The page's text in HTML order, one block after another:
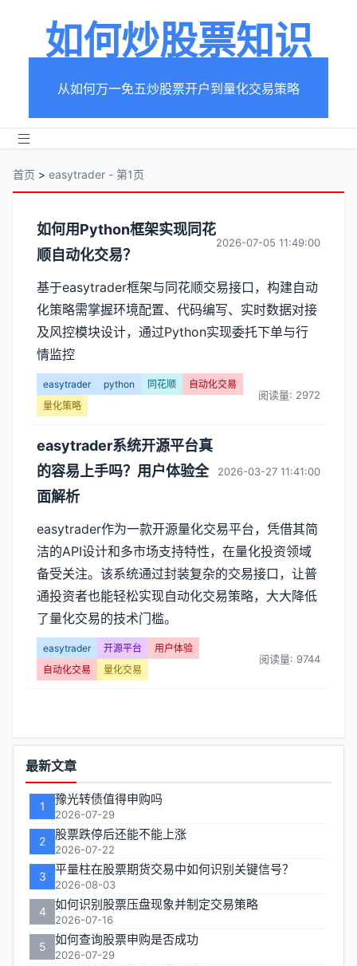
如何炒股票知识
从如何万一免五炒股票开户到量化交易策略
首页 > easytrader - 第1页
分
类
【easytrader】
文
章
列
第
页
如何用Python框架实现同花
顺自动化交易？
2026-07-05 11:49:00
基于easytrader框架与同花顺交易接口，构建自动
化策略需掌握环境配置、代码编写、实时数据对接
及风控模块设计，通过Python实现委托下单与行
情监控
easytrader python 同花顺
自动化交易
量化策略
阅读量: 2972
easytrader系统开源平台真
的容易上手吗？用户体验全
面解析
2026-03-27 11:41:00
easytrader作为一款开源量化交易平台，凭借其简
洁的API设计和多市场支持特性，在量化投资领域
备受关注。该系统通过封装复杂的交易接口，让普
通投资者也能轻松实现自动化交易策略，大大降低
了量化交易的技术门槛。
easytrader 开源平台
用户体验
自动化交易
量化交易
阅读量: 9744
功
能
区
最新文章
1 豫光转债值得申购吗
2026-07-29
2 股票跌停后还能不能上涨
2026-07-22
3 平量柱在股票期货交易中如何识别关键信号？
2026-08-03
4 如何识别股票压盘现象并制定交易策略
2026-07-16
5 如何查询股票申购是否成功
2026-07-29